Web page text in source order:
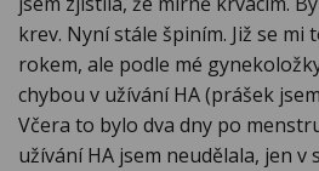
krev. Nyní stále špiním. Již se
rokem, ale podle mé
chybou v užívání HA (prášek
Včera to bylo dva dny po
užívání HA jsem neudělala, jen v